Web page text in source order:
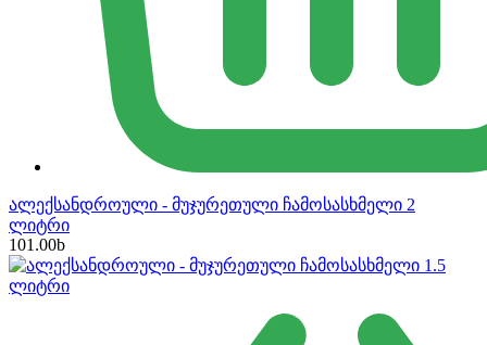
ალექსანდროული - მუჯურეთული ჩამოსასხმელი 2
ლიტრი
101.00b